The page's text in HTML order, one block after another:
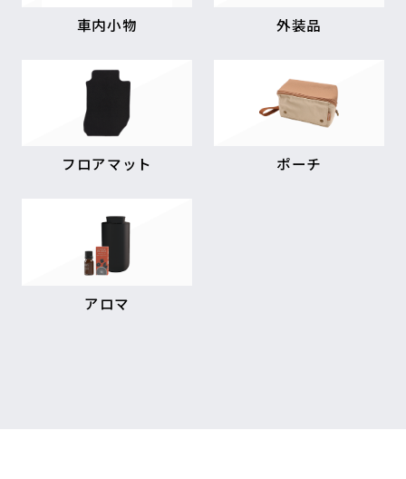
車内小物 外装品
フロアマット ポーチ
アロマ